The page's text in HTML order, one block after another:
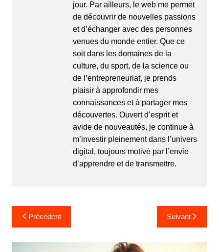
jour. Par ailleurs, le web me permet
de découvrir de nouvelles passions
et d’échanger avec des personnes
venues du monde entier. Que ce
soit dans les domaines de la
culture, du sport, de la science ou
de l’entrepreneuriat, je prends
plaisir à approfondir mes
connaissances et à partager mes
découvertes. Ouvert d’esprit et
avide de nouveautés, je continue à
m’investir pleinement dans l’univers
digital, toujours motivé par l’envie
d’apprendre et de transmettre.
a
v
Précédent Suivant